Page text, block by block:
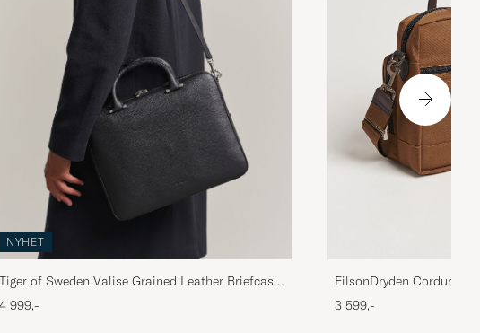
NYHET
Tiger of Sweden Valise Grained Leather Briefcase
Black
4 999,-
FilsonDryden Cordura
3 599,-